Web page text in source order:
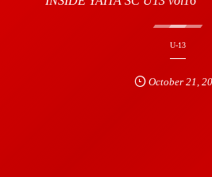
U-13
October 21 ,